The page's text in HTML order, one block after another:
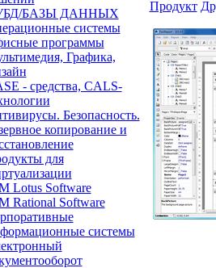
БАЗЫ ДАННЫХ
системы
программы
Графика,
- средства, CALS-
Безопасность.
копирование и
для
Lotus Software
Rational Software
системы
Продукт